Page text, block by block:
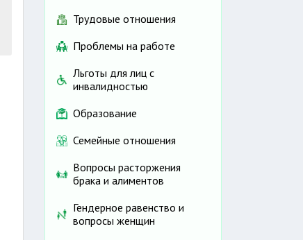
Трудовые отношения
Проблемы на работе
Льготы для лиц с
инвалидностью
Образование
Семейные отношения
Вопросы расторжения
брака и алиментов
Гендерное равенство и
вопросы женщин